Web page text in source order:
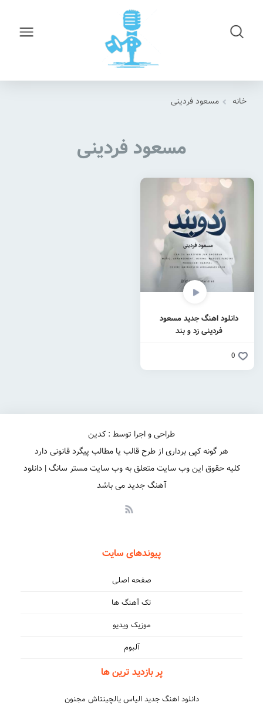
خانه مسعود فردینی
مسعود فردینی
دانلود اهنگ جدید مسعود
فردینی زد و بند
0
طراحی و اجرا توسط : کدین
هر گونه کپی برداری از طرح قالب یا مطالب پیگرد قانونی دارد
کلیه حقوق این وب سایت متعلق به وب سایت مستر سانگ | دانلود
آهنگ جدید می باشد
پیوندهای سایت
صفحه اصلی
تک آهنگ ها
موزیک ویدیو
آلبوم
پر بازدید ترین ها
دانلود اهنگ جدید الیاس یالچینتاش مجنون